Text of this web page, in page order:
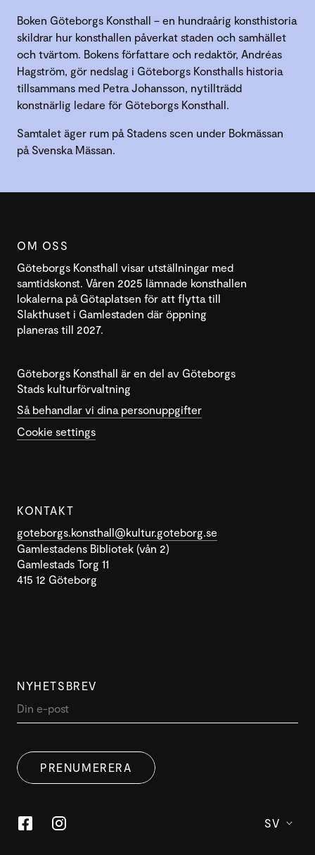
Boken Göteborgs Konsthall – en hundraårig konsthistoria
skildrar hur konsthallen påverkat staden och samhället
och tvärtom. Bokens författare och redaktör, Andréas
Hagström, gör nedslag i Göteborgs Konsthalls historia
tillsammans med Petra Johansson, nytillträdd
konstnärlig ledare för Göteborgs Konsthall.
Samtalet äger rum på Stadens scen under Bokmässan
på Svenska Mässan.
OM OSS
Göteborgs Konsthall visar utställningar med
samtidskonst. Våren 2025 lämnade konsthallen
lokalerna på Götaplatsen för att flytta till
Slakthuset i Gamlestaden där öppning
planeras till 2027.
Göteborgs Konsthall är en del av Göteborgs
Stads kulturförvaltning
Så behandlar vi dina personuppgifter
Cookie settings
KONTAKT
goteborgs.konsthall@kultur.goteborg.se
Gamlestadens Bibliotek (vån 2)
Gamlestads Torg 11
415 12 Göteborg
NYHETSBREV
PRENUMERERA
SV